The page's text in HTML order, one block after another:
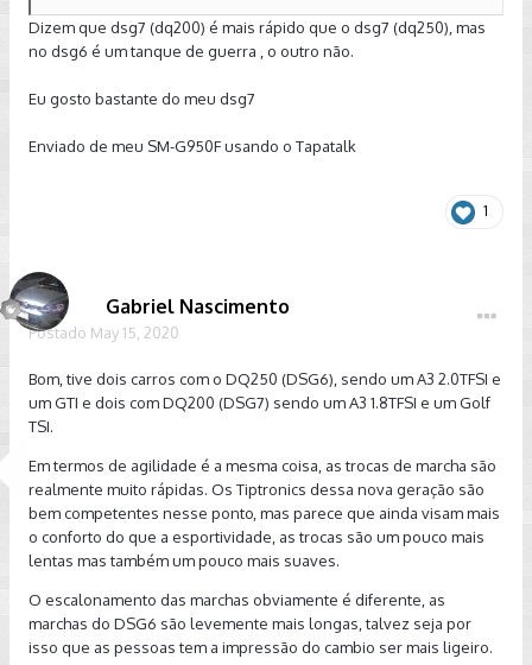
Dizem que dsg7 (dq200) é mais rápido que o dsg7 (dq250), mas
no dsg6 é um tanque de guerra , o outro não.
Eu gosto bastante do meu dsg7
Enviado de meu SM-G950F usando o Tapatalk
1
Gabriel Nascimento
Postado May 15, 2020
Bom, tive dois carros com o DQ250 (DSG6), sendo um A3 2.0TFSI e
um GTI e dois com DQ200 (DSG7) sendo um A3 1.8TFSI e um Golf
TSI.
Em termos de agilidade é a mesma coisa, as trocas de marcha são
realmente muito rápidas. Os Tiptronics dessa nova geração são
bem competentes nesse ponto, mas parece que ainda visam mais
o conforto do que a esportividade, as trocas são um pouco mais
lentas mas também um pouco mais suaves.
O escalonamento das marchas obviamente é diferente, as
marchas do DSG6 são levemente mais longas, talvez seja por
isso que as pessoas tem a impressão do cambio ser mais ligeiro.